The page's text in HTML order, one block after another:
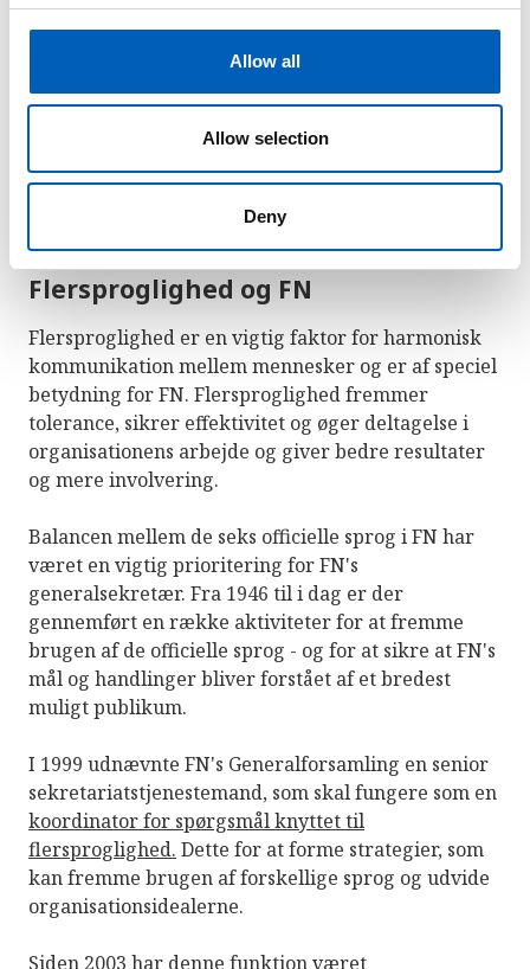
Allow all
Allow selection
Deny
Russisk sprogdag(6. juni)
Arabisk sprogdag (18. december)
Flersproglighed og FN
Flersproglighed er en vigtig faktor for harmonisk
kommunikation mellem mennesker og er af speciel
betydning for FN. Flersproglighed fremmer
tolerance, sikrer effektivitet og øger deltagelse i
organisationens arbejde og giver bedre resultater
og mere involvering.
Balancen mellem de seks officielle sprog i FN har
været en vigtig prioritering for FN's
generalsekretær. Fra 1946 til i dag er der
gennemført en række aktiviteter for at fremme
brugen af de officielle sprog - og for at sikre at FN's
mål og handlinger bliver forstået af et bredest
muligt publikum.
I 1999 udnævnte FN's Generalforsamling en senior
sekretariatstjenestemand, som skal fungere som en
koordinator for spørgsmål knyttet til
flersproglighed. Dette for at forme strategier, som
kan fremme brugen af forskellige sprog og udvide
organisationsidealerne.
Siden 2003 har denne funktion været